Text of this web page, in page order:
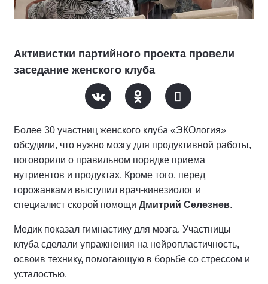
Активистки партийного проекта провели
заседание женского клуба
Более 30 участниц женского клуба «ЭКОлогия»
обсудили, что нужно мозгу для продуктивной работы,
поговорили о правильном порядке приема
нутриентов и продуктах. Кроме того, перед
горожанками выступил врач-кинезиолог и
специалист скорой помощи Дмитрий Селезнев.
Медик показал гимнастику для мозга. Участницы
клуба сделали упражнения на нейропластичность,
освоив технику, помогающую в борьбе со стрессом и
усталостью.